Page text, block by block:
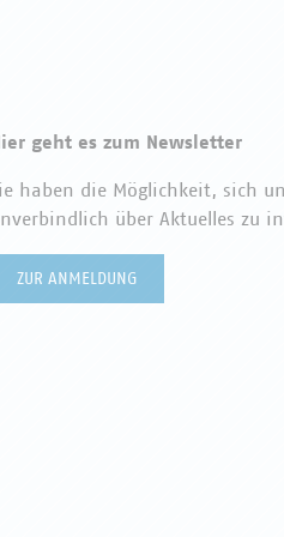
geht es zum Newsletter
haben die Möglichkeit, sich
über Aktuelles zu
ZUR ANMELDUNG